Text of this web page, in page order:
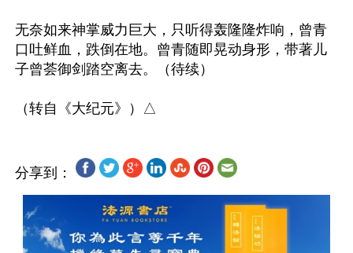
无奈如来神掌威力巨大，只听得轰隆隆炸响，曾青
口吐鲜血，跌倒在地。曾青随即晃动身形，带著儿
子曾荟御剑踏空离去。（待续）
分享到：